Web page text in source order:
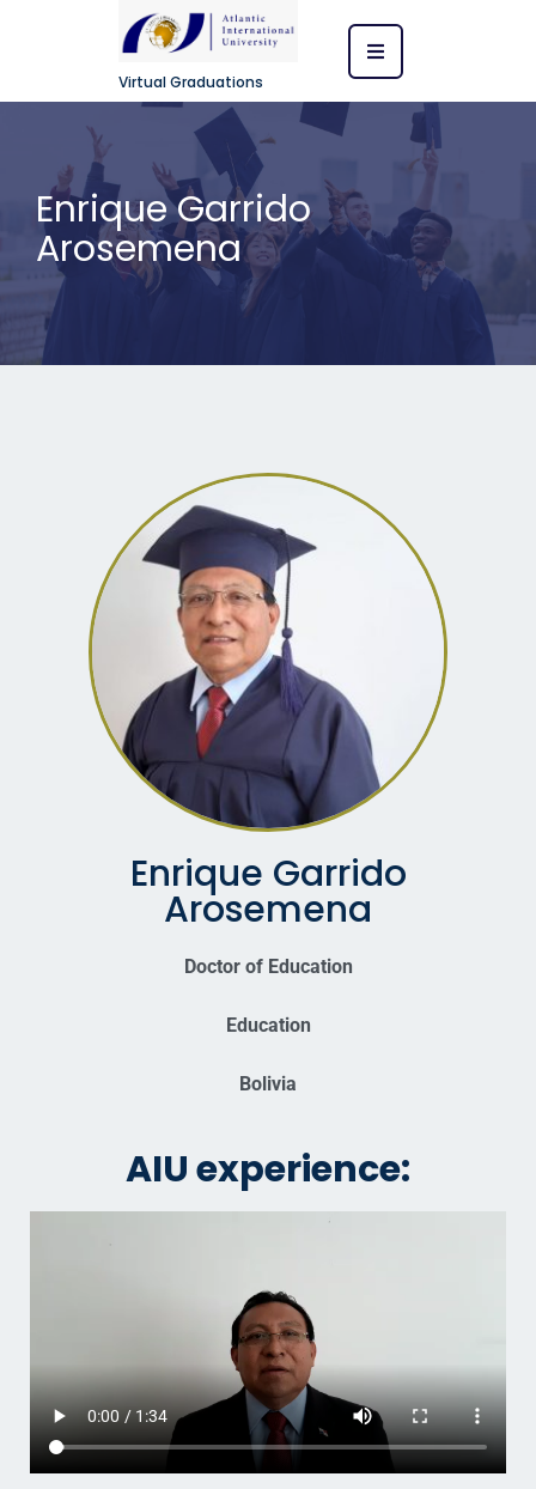
Virtual Graduations
Enrique Garrido
Arosemena
Enrique Garrido
Arosemena
Doctor of Education
Education
Bolivia
AIU experience: